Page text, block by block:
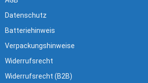
Datenschutz
Batteriehinweis
Verpackungshinweise
Widerrufsrecht
Widerrufsrecht (B2B)